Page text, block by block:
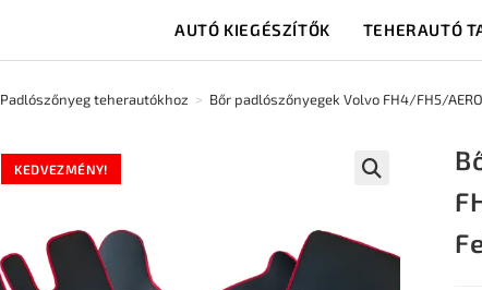
AUTÓ KIEGÉSZÍTŐK TEHERAUTÓ
Padlószőnyeg teherautókhoz > Bőr padlószőnyegek Volvo FH4/FH5/
KEDVEZMÉNY!